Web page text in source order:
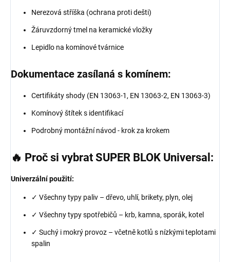
Nerezová stříška (ochrana proti dešti)
Žáruvzdorný tmel na keramické vložky
Lepidlo na komínové tvárnice
Dokumentace zasílaná s komínem:
Certifikáty shody (EN 13063-1, EN 13063-2, EN 13063-3)
Komínový štítek s identifikací
Podrobný montážní návod - krok za krokem
🔥 Proč si vybrat SUPER BLOK Universal:
Univerzální použití:
✓ Všechny typy paliv – dřevo, uhlí, brikety, plyn, olej
✓ Všechny typy spotřebičů – krb, kamna, sporák, kotel
✓ Suchý i mokrý provoz – včetně kotlů s nízkými teplotami
spalin